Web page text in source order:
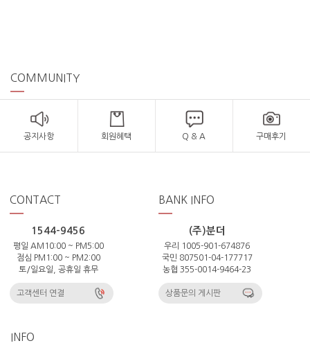
COMMUNITY
공지사항 회원혜택 Q & A 구매후기
CONTACT
1544-9456
평일 AM10:00 ~ PM5:00
점심 PM1:00 ~ PM2:00
토/일요일, 공휴일 휴무
고객센터 연결
BANK INFO
(주)분더
우리 1005-901-674876
국민 807501-04-177717
농협 355-0014-9464-23
상품문의 게시판
INFO